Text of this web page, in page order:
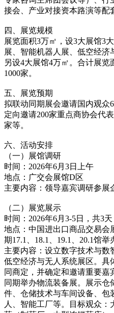
接会、产业对接资本路演等配
四、展览规模
展览面积3万㎡，设3大展馆3
展、智能机器人展、低空经
另设4大展馆4万㎡。合计展
1000家。
五、展览预期
拟联动同期展会邀请国内观众
定向邀请200家重点商协会代
家等。
六、活动安排
（一）展馆调研
时间：2026年6月3日上午
地点：广交会展馆D区
主要内容：领导嘉宾调研参展
（二）展览展示
时间：2026年6月3-5日，共3天
地点：中国进出口商品交易会
期17.1、18.1、19.1、20.1馆举
主要内容：设立数字技术与数
低空经济与无人系统展区。具
同商定，并确定和邀请重要嘉
同期举办物流装备展。展示
件、仓储技术与车间设备、包
人、智能工厂等。目标观众